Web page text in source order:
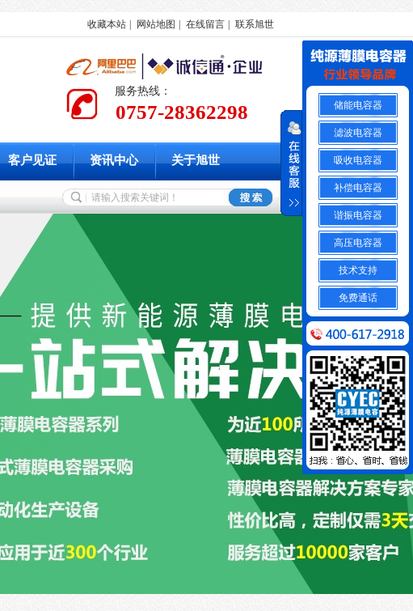
收藏本站 网站地图 在线留言 联系旭世
服务热线：
0757-28362298
客户见证 资讯中心 关于旭世
储能电容器
滤波电容器
吸收电容器
补偿电容器
谐振电容器
高压电容器
技术支持
免费通话